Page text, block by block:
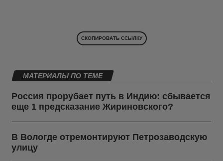
СКОПИРОВАТЬ ССЫЛКУ
МАТЕРИАЛЫ ПО ТЕМЕ
Россия прорубает путь в Индию: сбывается
еще 1 предсказание Жириновского?
В Вологде отремонтируют Петрозаводскую
улицу